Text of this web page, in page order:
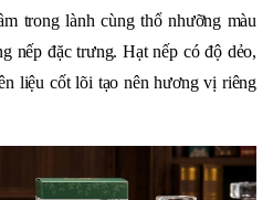
trong lành cùng thổ nhưỡng màu
nếp đặc trưng. Hạt nếp có độ dẻo,
liệu cốt lõi tạo nên hương vị riêng